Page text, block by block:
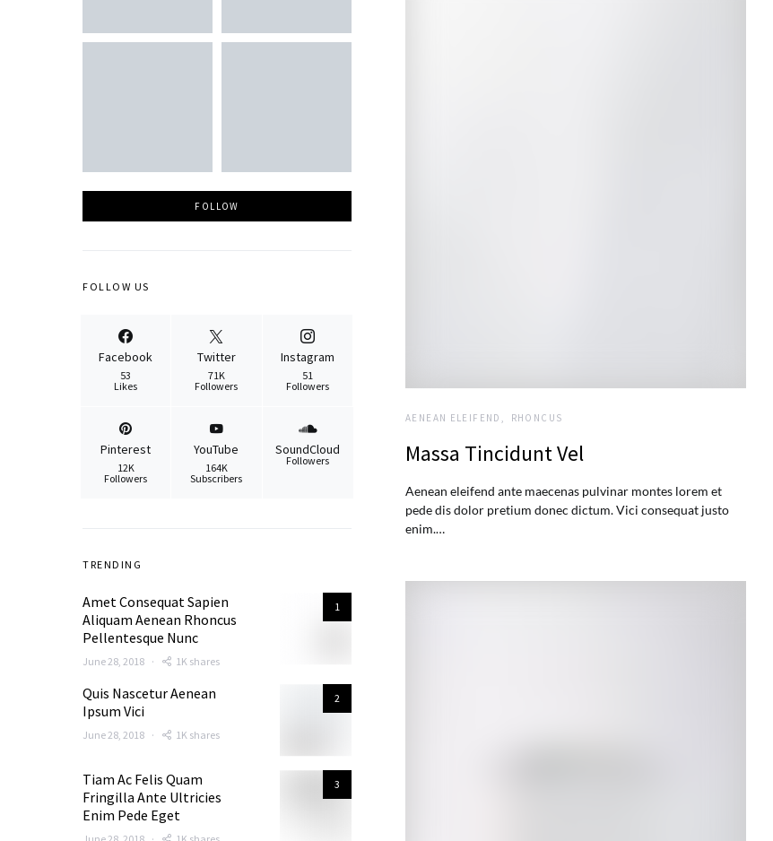
AENEAN ELEIFEND RHONCUS
Massa Tincidunt Vel
Aenean eleifend ante maecenas pulvinar montes lorem et
pede dis dolor pretium donec dictum. Vici consequat justo
enim.…
FOLLOW
FOLLOW US
Facebook
53
Likes
Twitter
71K
Followers
Instagram
51
Followers
Pinterest
12K
Followers
YouTube
164K
Subscribers
SoundCloud
Followers
TRENDING
1
Amet Consequat Sapien
Aliquam Aenean Rhoncus
Pellentesque Nunc
June 28, 2018 1K shares
2
Quis Nascetur Aenean
Ipsum Vici
June 28, 2018 1K shares
3
Tiam Ac Felis Quam
Fringilla Ante Ultricies
Enim Pede Eget